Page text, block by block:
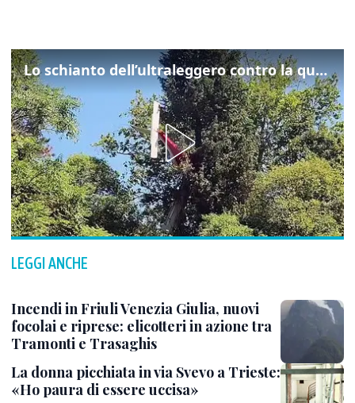
Lo schianto dell’ultraleggero contro la quercia: cosa è successo a Rivarotta
LEGGI ANCHE
Incendi in Friuli Venezia Giulia, nuovi
focolai e riprese: elicotteri in azione tra
Tramonti e Trasaghis
La donna picchiata in via Svevo a Trieste:
«Ho paura di essere uccisa»